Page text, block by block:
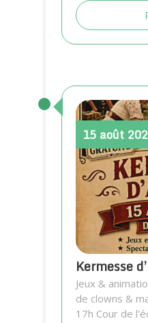
15 août
Kermesse
Jeux &
de clowns &
17h Cour de